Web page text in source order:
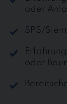
oder
SPS/
oder